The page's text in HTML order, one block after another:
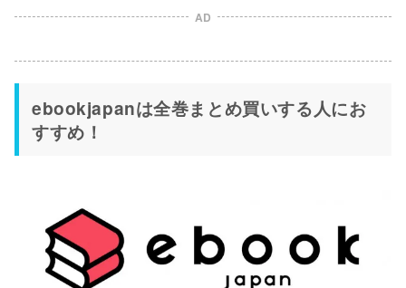
AD
ebookjapanは全巻まとめ買いする人にお
すすめ！